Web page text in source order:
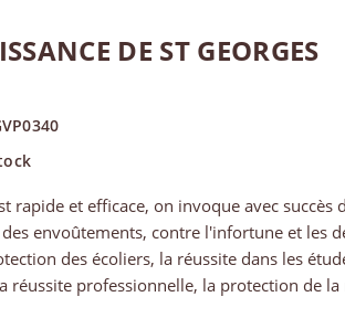
DE ST GEORGES
rapide et efficace, on invoque avec succès
envoûtements, contre l'infortune et les
des écoliers, la réussite dans les
réussite professionnelle, la protection de